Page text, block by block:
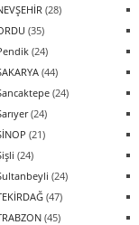
(28)
(35)
(24)
(44)
(24)
(24)
(21)
(24)
(24)
(47)
(45)